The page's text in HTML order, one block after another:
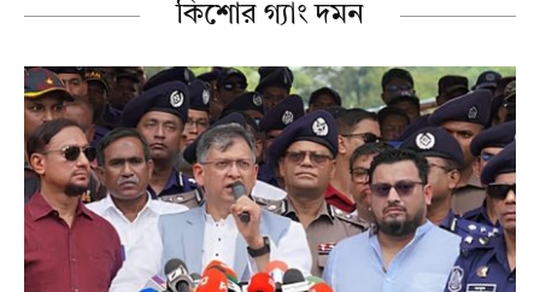
কিশোর গ্যাং দমন